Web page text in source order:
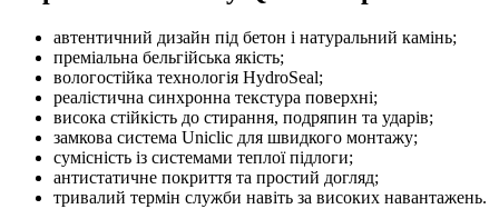
автентичний дизайн під бетон і натуральний камінь;
преміальна бельгійська якість;
вологостійка технологія HydroSeal;
реалістична синхронна текстура поверхні;
висока стійкість до стирання, подряпин та ударів;
замкова система Uniclic для швидкого монтажу;
сумісність із системами теплої підлоги;
антистатичне покриття та простий догляд;
тривалий термін служби навіть за високих навантажень.